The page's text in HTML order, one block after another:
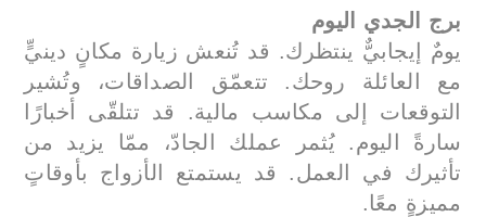
برج الجدي اليوم
يومٌ إيجابيٌّ ينتظرك. قد تُنعش زيارة مكانٍ دينيٍّ
مع العائلة روحك. تتعمّق الصداقات، وتُشير
التوقعات إلى مكاسب مالية. قد تتلقّى أخبارًا
سارةً اليوم. يُثمر عملك الجادّ، ممّا يزيد من
تأثيرك في العمل. قد يستمتع الأزواج بأوقاتٍ
مميزةٍ معًا.